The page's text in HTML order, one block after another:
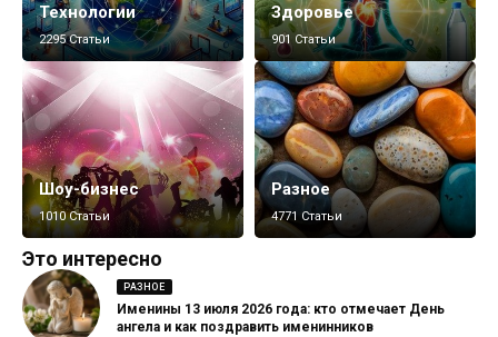
Технологии
2295 Статьи
Здоровье
901 Статьи
Шоу-бизнес
1010 Статьи
Разное
4771 Статьи
Это интересно
РАЗНОЕ
Именины 13 июля 2026 года: кто отмечает День
ангела и как поздравить именинников